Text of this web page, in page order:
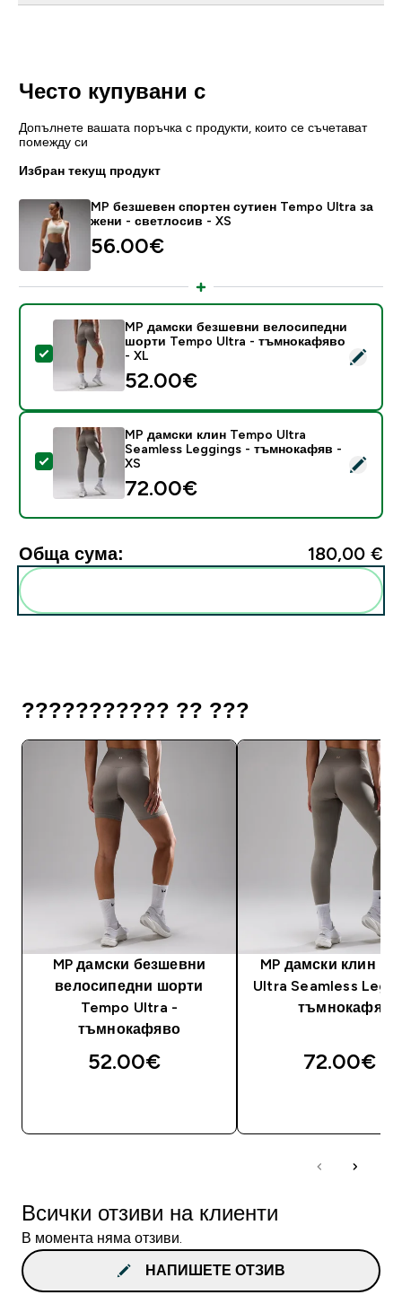
Често купувани с
Допълнете вашата поръчка с продукти, които се съчетават
помежду си
Избран текущ продукт
MP безшевен спортен сутиен Tempo Ultra за
жени - светлосив - XS
56.00€‎
Select this product - MP дамски безшевни
MP дамски безшевни велосипедни
шорти Tempo Ultra - тъмнокафяво
- XL
52.00€‎
Select this product - MP дамски клин Tempo Ultra
MP дамски клин Tempo Ultra
Seamless Leggings - тъмнокафяв -
XS
72.00€‎
Обща сума: 180,00 €‎
??????????? ?? ???
MP дамски безшевни
велосипедни шорти
Tempo Ultra -
тъмнокафяво
52.00€‎
MP дамски клин
Ultra Seamless
тъмнокафяв
72.00€‎
Всички отзиви на клиенти
В момента няма отзиви.
НАПИШЕТЕ ОТЗИВ